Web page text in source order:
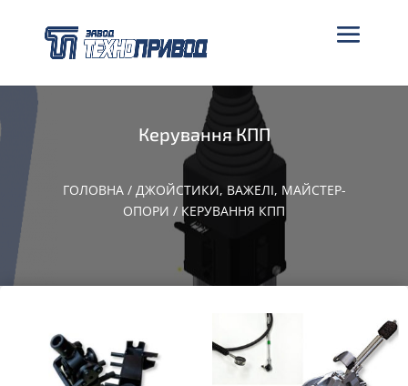
Керування КПП
ГОЛОВНА/ ДЖОЙСТИКИ, ВАЖЕЛІ, МАЙСТЕР-
ОПОРИ / КЕРУВАННЯ КПП